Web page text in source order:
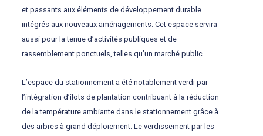
et passants aux éléments de développement durable
intégrés aux nouveaux aménagements. Cet espace servira
aussi pour la tenue d’activités publiques et de
rassemblement ponctuels, telles qu’un marché public.
L’espace du stationnement a été notablement verdi par
l’intégration d’ilots de plantation contribuant à la réduction
de la température ambiante dans le stationnement grâce à
des arbres à grand déploiement. Le verdissement par les